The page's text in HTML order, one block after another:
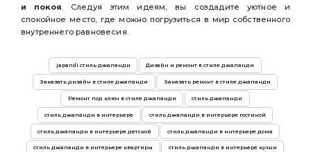
и покоя. Следуя этим идеям, вы создадите уютное и
спокойное место, где можно погрузиться в мир собственного
внутреннего равновесия.
japandi стиль джапанди Дизайн и ремонт в стиле джапанди
Заказать дизайн в стиле джапанди Заказать ремонт в стиле джапанди
Ремонт под ключ в стиле джапанди стиль джапанди
стиль джапанди в интерьере стиль джапанди в интерьере гостиной
стиль джапанди в интерьере детской стиль джапанди в интерьере дома
стиль джапанди в интерьере квартиры стиль джапанди в интерьере кухни